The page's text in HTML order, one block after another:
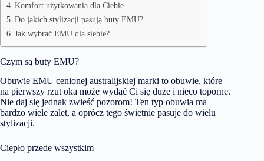
Komfort użytkowania dla Ciebie
Do jakich stylizacji pasują buty EMU?
Jak wybrać EMU dla siebie?
Czym są buty EMU?
Obuwie EMU cenionej australijskiej marki to obuwie, które
na pierwszy rzut oka może wydać Ci się duże i nieco toporne.
Nie daj się jednak zwieść pozorom! Ten typ obuwia ma
bardzo wiele zalet, a oprócz tego świetnie pasuje do wielu
stylizacji.
Ciepło przede wszystkim